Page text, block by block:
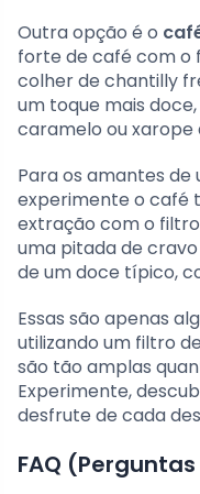
Outra opção é o
forte de café com o
colher de chantilly
um toque mais
caramelo ou xarope
Para os amantes de
experimente o café
extração com o
uma pitada de
de um doce típico,
Essas são apenas
utilizando um filtro
são tão amplas
Experimente,
desfrute de cada
FAQ